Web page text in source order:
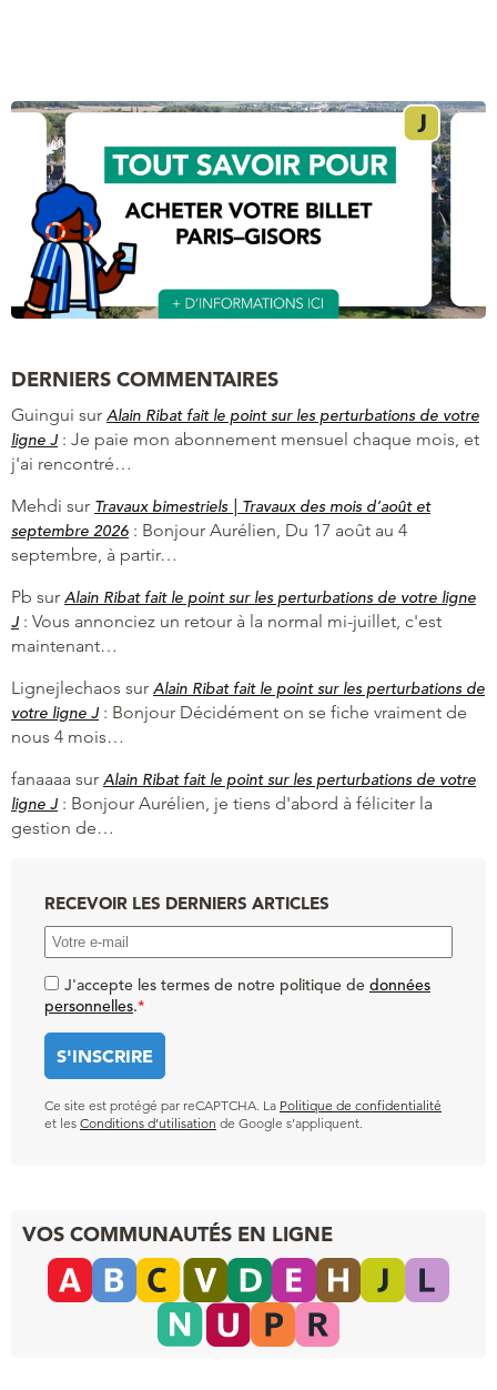
DERNIERS COMMENTAIRES
Guingui sur Alain Ribat fait le point sur les perturbations de votre
ligne J : Je paie mon abonnement mensuel chaque mois, et
j'ai rencontré…
Mehdi sur Travaux bimestriels | Travaux des mois d’août et
septembre 2026 : Bonjour Aurélien, Du 17 août au 4
septembre, à partir…
Pb sur Alain Ribat fait le point sur les perturbations de votre ligne
J : Vous annonciez un retour à la normal mi-juillet, c'est
maintenant…
Lignejlechaos sur Alain Ribat fait le point sur les perturbations de
votre ligne J : Bonjour Décidément on se fiche vraiment de
nous 4 mois…
fanaaaa sur Alain Ribat fait le point sur les perturbations de votre
ligne J : Bonjour Aurélien, je tiens d'abord à féliciter la
gestion de…
RECEVOIR LES DERNIERS ARTICLES
J'accepte les termes de notre politique de données
personnelles.*
Ce site est protégé par reCAPTCHA. La Politique de confidentialité
et les Conditions d’utilisation de Google s’appliquent.
VOS COMMUNAUTÉS EN LIGNE